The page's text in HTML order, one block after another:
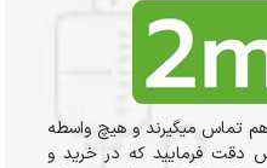
تماس میگیرند و هیچ واسطه
دقت فرمایید که در خرید و